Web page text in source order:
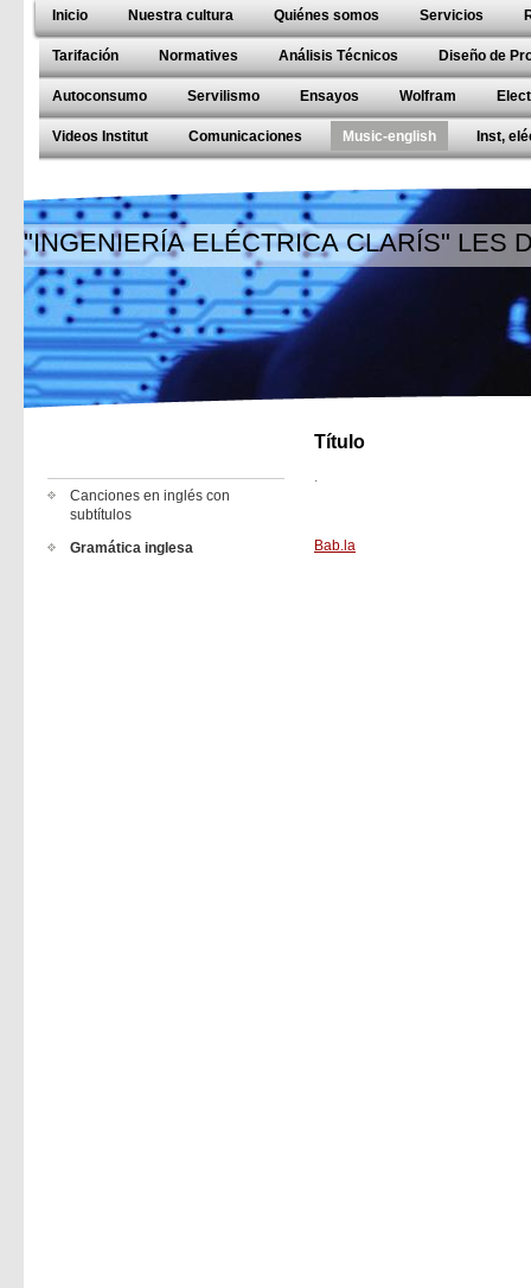
Inicio Nuestra cultura Quiénes somos Servicios
Tarifación Normatives Análisis Técnicos Diseño de
Autoconsumo Servilismo Ensayos Wolfram
Videos Institut Comunicaciones Music-english Inst,
"INGENIERÍA ELÉCTRICA CLARÍS" LES
Canciones en inglés con
subtítulos
Gramática inglesa
Título
.
Bab.la